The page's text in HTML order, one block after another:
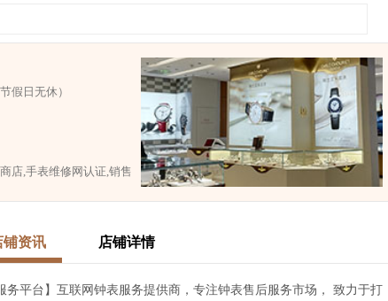
假日无休）
店,手表维修网认证,销售
铺资讯 店铺详情
务平台】互联网钟表服务提供商，专注钟表售后服务市场， 致力于打